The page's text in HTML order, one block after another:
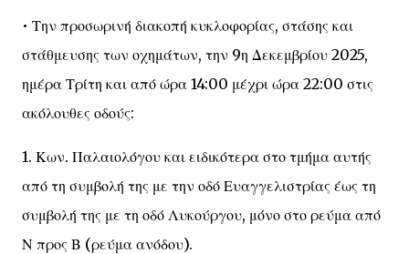
• Την προσωρινή διακοπή κυκλοφορίας, στάσης και
στάθμευσης των οχημάτων, την 9η Δεκεμβρίου 2025,
ημέρα Τρίτη και από ώρα 14:00 μέχρι ώρα 22:00 στις
ακόλουθες οδούς:
1. Κων. Παλαιολόγου και ειδικότερα στο τμήμα αυτής
από τη συμβολή της με την οδό Ευαγγελιστρίας έως τη
συμβολή της με τη οδό Λυκούργου, μόνο στο ρεύμα από
Ν προς Β (ρεύμα ανόδου).